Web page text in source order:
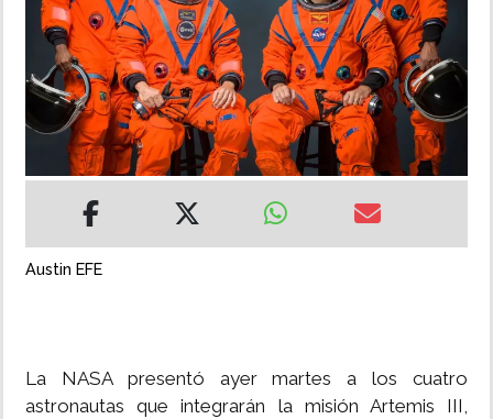
DEPORTES
MUNDO
INSÓLITAS
MULTIMEDIA
Austin EFE
La NASA presentó ayer martes a los cuatro
astronautas que integrarán la misión Artemis III,